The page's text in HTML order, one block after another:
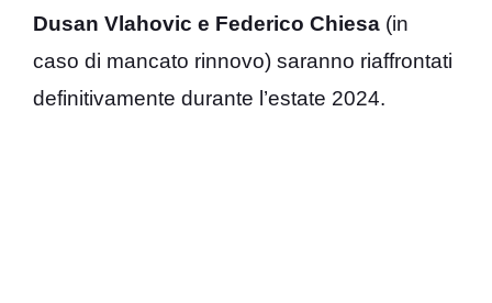
Dusan Vlahovic e Federico Chiesa (in
caso di mancato rinnovo) saranno riaffrontati
definitivamente durante l’estate 2024.